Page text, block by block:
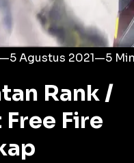
—5 Agustus 2021—5
Rank /
Fire